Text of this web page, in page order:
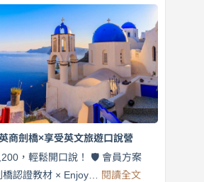
天
說
英
語！
英
商
劍
商劍橋×享受英文旅遊口說營
，輕鬆開口說！ 🛡️ 會員方案
橋認證教材 × Enjoy… 閱讀全文: